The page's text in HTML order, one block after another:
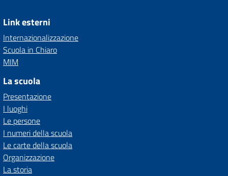
Link esterni
Internazionalizzazione
Scuola in Chiaro
MIM
La scuola
Presentazione
I luoghi
Le persone
I numeri della scuola
Le carte della scuola
Organizzazione
La storia